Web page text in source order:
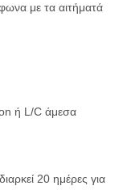
με τα αιτήματά
ή L/C άμεσα
20 ημέρες για